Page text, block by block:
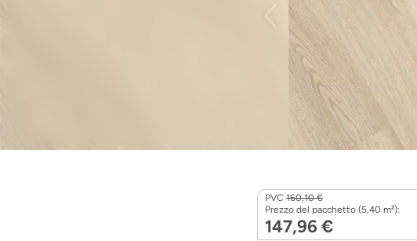
PVC 160,10 €
Prezzo del pacchetto (5,40 m²):
147,96 €